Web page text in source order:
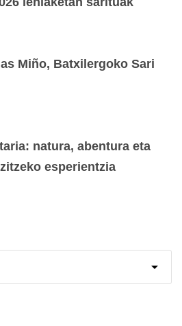
Miño, Batxilergoko Sari
natura, abentura eta
esperientzia